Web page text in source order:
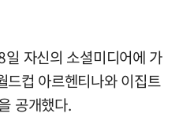
자신의 소셜미디어에 가
컵 아르헨티나와 이집트
공개했다.